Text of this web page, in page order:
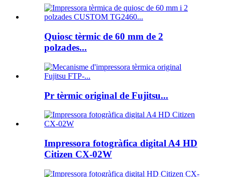
Quiosc tèrmic de 60 mm de 2
polzades...
Pr tèrmic original de Fujitsu...
Impressora fotogràfica digital A4 HD
Citizen CX-02W